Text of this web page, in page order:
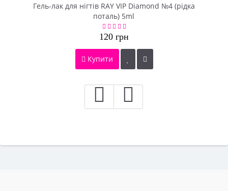
Гель-лак для нігтів RAY VIP Diamond №4 (рідка
поталь) 5ml
120 грн
Купити